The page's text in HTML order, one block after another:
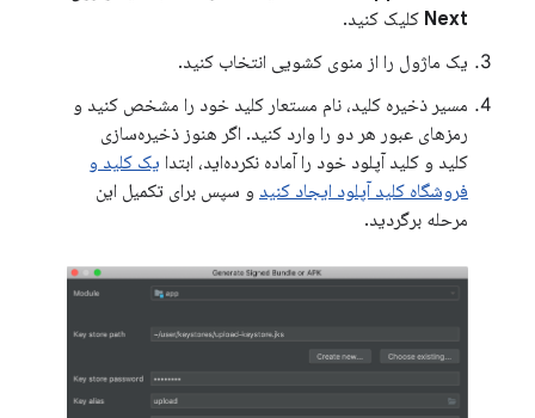
Next کلیک کنید.
یک ماژول را از منوی کشویی انتخاب کنید.
مسیر ذخیره کلید، نام مستعار کلید خود را مشخص کنید و
رمزهای عبور هر دو را وارد کنید. اگر هنوز ذخیره‌سازی
کلید و کلید آپلود خود را آماده نکرده‌اید، ابتدا یک کلید و
فروشگاه کلید آپلود ایجاد کنید و سپس برای تکمیل این
مرحله برگردید.